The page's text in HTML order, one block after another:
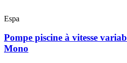
Espa
Pompe piscine à vitesse
Mono